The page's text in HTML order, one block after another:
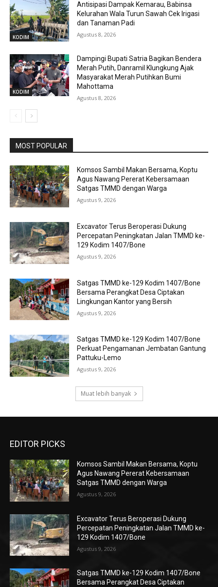
KODIM
Antisipasi Dampak Kemarau, Babinsa
Kelurahan Wala Turun Sawah Cek Irigasi
dan Tanaman Padi
Agustus 8, 2026
KODIM
Dampingi Bupati Satria Bagikan Bendera
Merah Putih, Danramil Klungkung Ajak
Masyarakat Merah Putihkan Bumi
Mahottama
Agustus 8, 2026
MOST POPULAR
Komsos Sambil Makan Bersama, Koptu
Agus Nawang Pererat Kebersamaan
Satgas TMMD dengan Warga
Agustus 9, 2026
Excavator Terus Beroperasi Dukung
Percepatan Peningkatan Jalan TMMD ke-
129 Kodim 1407/Bone
Agustus 9, 2026
Satgas TMMD ke-129 Kodim 1407/Bone
Bersama Perangkat Desa Ciptakan
Lingkungan Kantor yang Bersih
Agustus 9, 2026
Satgas TMMD ke-129 Kodim 1407/Bone
Perkuat Pengamanan Jembatan Gantung
Pattuku-Lemo
Agustus 9, 2026
Muat lebih banyak
EDITOR PICKS
Komsos Sambil Makan Bersama, Koptu
Agus Nawang Pererat Kebersamaan
Satgas TMMD dengan Warga
Agustus 9, 2026
Excavator Terus Beroperasi Dukung
Percepatan Peningkatan Jalan TMMD ke-
129 Kodim 1407/Bone
Agustus 9, 2026
Satgas TMMD ke-129 Kodim 1407/Bone
Bersama Perangkat Desa Ciptakan